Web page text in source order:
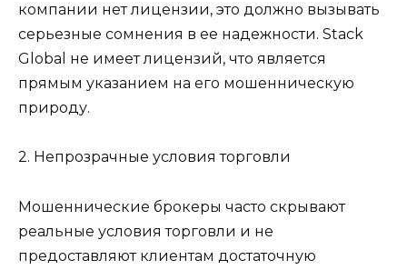
компании нет лицензии, это должно вызывать
серьезные сомнения в ее надежности. Stack
Global не имеет лицензий, что является
прямым указанием на его мошенническую
природу.
2. Непрозрачные условия торговли
Мошеннические брокеры часто скрывают
реальные условия торговли и не
предоставляют клиентам достаточную